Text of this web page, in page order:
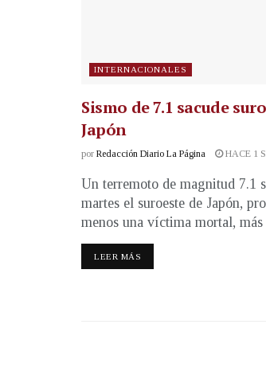
INTERNACIONALES
Sismo de 7.1 sacude
Japón
por Redacción Diario La Página HACE 1
Un terremoto de magnitud 7.1
martes el suroeste de Japón,
menos una víctima mortal, más
LEER MÁS